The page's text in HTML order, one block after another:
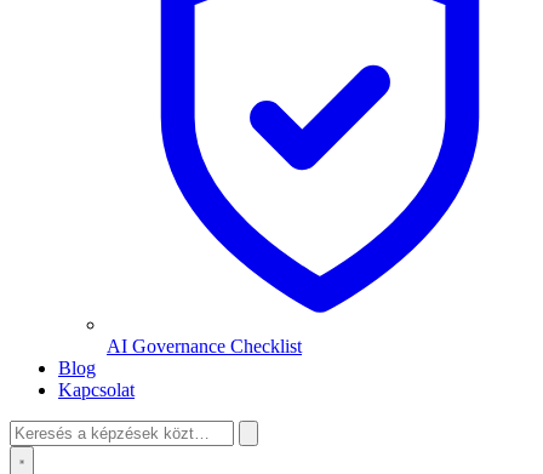
AI Governance Checklist
Blog
Kapcsolat